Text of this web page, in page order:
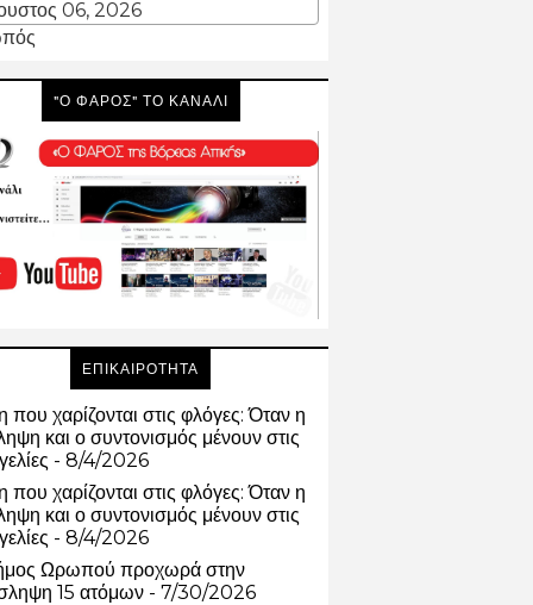
06, 2026
"Ο ΦΑΡΟΣ" ΤΟ ΚΑΝΑΛΙ
ΕΠΙΚΑΙΡΟΤΗΤΑ
που χαρίζονται στις φλόγες: Όταν η
και ο συντονισμός μένουν στις
- 8/4/2026
που χαρίζονται στις φλόγες: Όταν η
και ο συντονισμός μένουν στις
- 8/4/2026
Ωρωπού προχωρά στην
15 ατόμων - 7/30/2026